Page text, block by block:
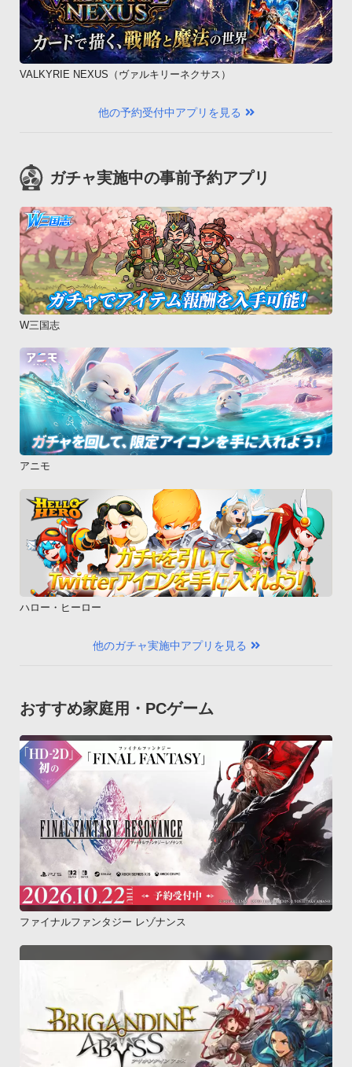
VALKYRIE NEXUS（ヴァルキリーネクサス）
他の予約受付中アプリを見る
ガチャ実施中の事前予約アプリ
W三国志
アニモ
ハロー・ヒーロー
他のガチャ実施中アプリを見る
おすすめ家庭用・PCゲーム
ファイナルファンタジー レゾナンス